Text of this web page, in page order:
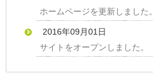
ホームページを更新しました。
2016年09月01日
サイトをオープンしました。